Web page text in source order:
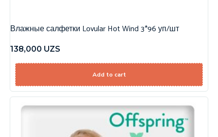
Влажные салфетки Lovular Hot Wind 3*96 уп/шт
138,000 UZS
Add to cart